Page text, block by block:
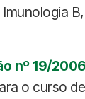
nº 19/2006
o curso